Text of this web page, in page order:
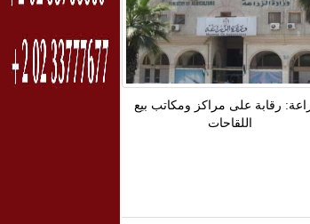
رقابة على مراكز ومكاتب بيع
اللقاحات